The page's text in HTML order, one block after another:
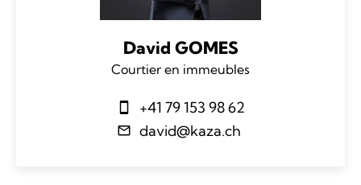
David GOMES
Courtier en immeubles
+41 79 153 98 62
david@kaza.ch